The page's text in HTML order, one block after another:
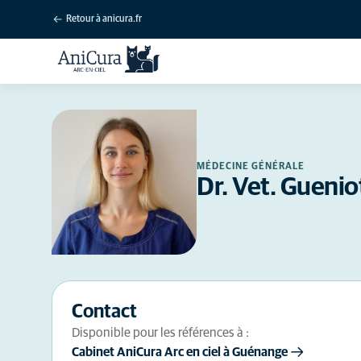
Retour à anicura.fr
MÉDECINE GÉNÉRALE
Dr. Vet.
Contact
Disponible pour les références à :
Cabinet AniCura Arc en ciel à Guénange